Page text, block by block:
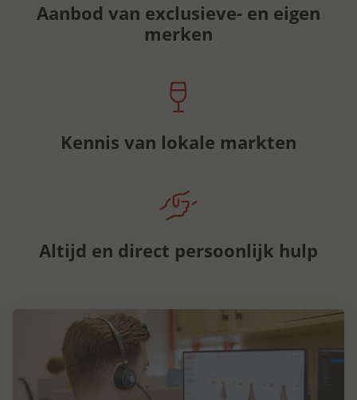
Aanbod van exclusieve- en eigen
merken
Kennis van lokale markten
Altijd en direct persoonlijk hulp